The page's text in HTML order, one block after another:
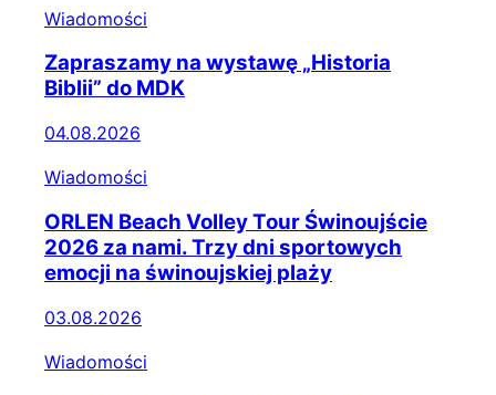
Wiadomości
Zapraszamy na wystawę „Historia
Biblii” do MDK
04.08.2026
Wiadomości
ORLEN Beach Volley Tour Świnoujście
2026 za nami. Trzy dni sportowych
emocji na świnoujskiej plaży
03.08.2026
Wiadomości